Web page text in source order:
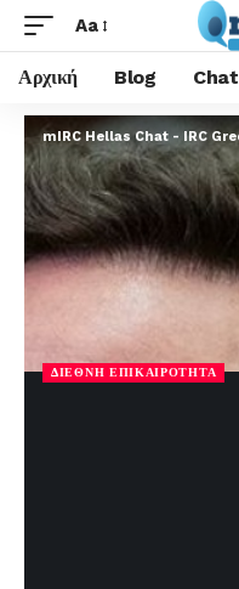
Aa
Αρχική Blog Chat
ΔΙΕΘΝΉ ΕΠΙΚΑΙΡΌΤΗΤΑ